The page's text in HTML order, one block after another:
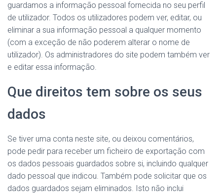
guardamos a informação pessoal fornecida no seu perfil
de utilizador. Todos os utilizadores podem ver, editar, ou
eliminar a sua informação pessoal a qualquer momento
(com a exceção de não poderem alterar o nome de
utilizador). Os administradores do site podem também ver
e editar essa informação.
Que direitos tem sobre os seus
dados
Se tiver uma conta neste site, ou deixou comentários,
pode pedir para receber um ficheiro de exportação com
os dados pessoais guardados sobre si, incluindo qualquer
dado pessoal que indicou. Também pode solicitar que os
dados guardados sejam eliminados. Isto não inclui